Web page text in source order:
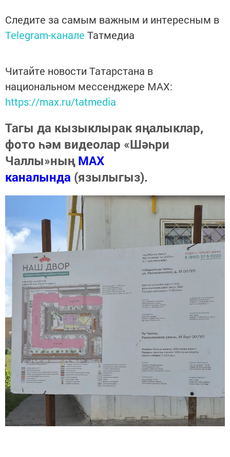
Следите за самым важным и интересным в
Telegram-канале Татмедиа
Читайте новости Татарстана в
национальном мессенджере MАХ:
https://max.ru/tatmedia
Тагы да кызыклырак яңалыклар,
фото һәм видеолар «Шәһри
Чаллы»ныңMAX
каналында (язылыгыз).